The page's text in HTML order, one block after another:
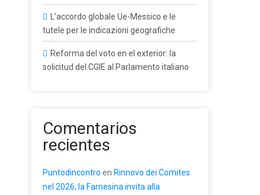
L’accordo globale Ue-Messico e le
tutele per le indicazioni geografiche
Reforma del voto en el exterior: la
solicitud del CGIE al Parlamento italiano
Comentarios
recientes
Puntodincontro en Rinnovo dei Comites
nel 2026, la Farnesina invita alla